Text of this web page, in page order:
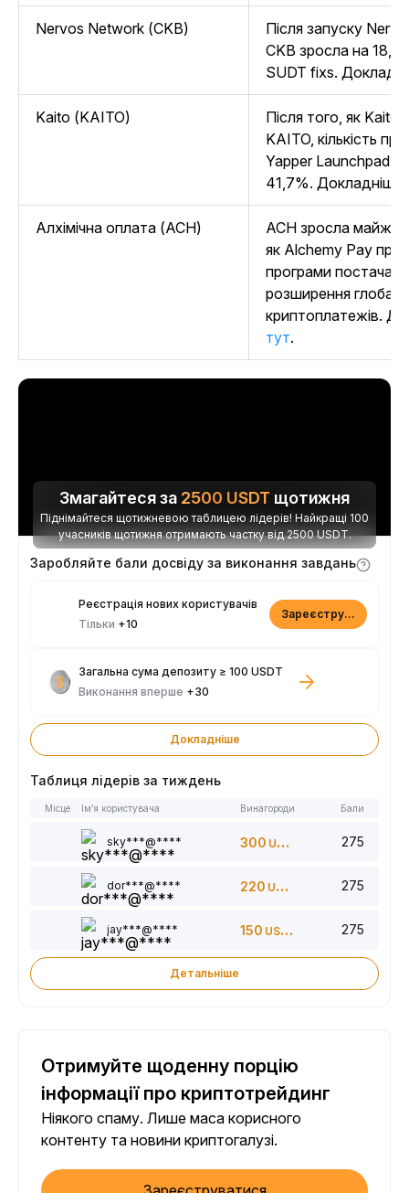
Nervos Network (CKB)
Після запуску
CKB зросла на
SUDT fixs.
Kaito (KAITO)
Після того, як Kaito
KAITO, кількість
Yapper Launchpad
41,7%. Докладніше
Алхімічна оплата (ACH)
ACH зросла майже
як Alchemy Pay
програми
розширення
криптоплатежів.
тут.
Змагайтеся за 2500 USDT щотижня
Піднімайтеся щотижневою таблицею лідерів! Найкращі 100
учасників щотижня отримають частку від 2500 USDT.
Заробляйте бали досвіду за виконання завдань
Реєстрація нових користувачів
Тільки +10
Зареєструватися
Загальна сума депозиту ≥ 100 USDT
Виконання вперше +30
Докладніше
Таблиця лідерів за тиждень
Місце Ім’я користувача Винагороди Бали
sky***@**** 300 USDT 275
dor***@**** 220 USDT 275
jay***@**** 150 USDT 275
Детальніше
Отримуйте щоденну порцію
інформації про криптотрейдинг
Ніякого спаму. Лише маса корисного
контенту та новини криптогалузі.